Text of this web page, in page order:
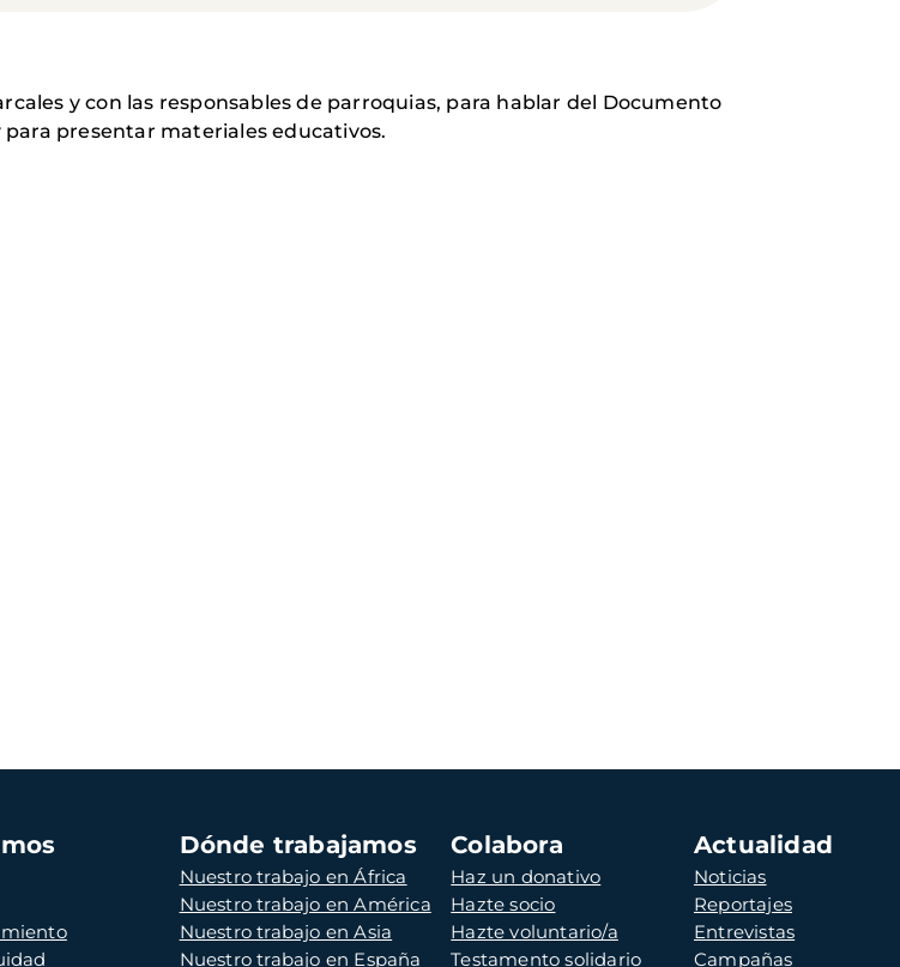
y con las responsables de parroquias, para hablar del Documento
presentar materiales educativos.
Dónde trabajamos
Nuestro trabajo en África
Nuestro trabajo en América
Nuestro trabajo en Asia
Nuestro trabajo en España
Colabora
Haz un donativo
Hazte socio
Hazte voluntario/a
Testamento solidario
Actualidad
Noticias
Reportajes
Entrevistas
Campañas